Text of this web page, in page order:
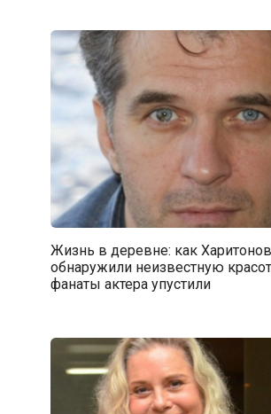
Жизнь в деревне: как
обнаружили неизвестную
фанаты актера упустили